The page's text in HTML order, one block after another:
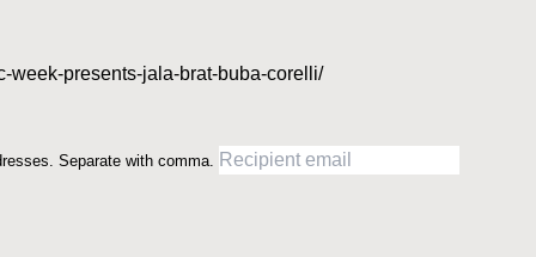
week-presents-jala-brat-buba-corelli/
Separate with comma.